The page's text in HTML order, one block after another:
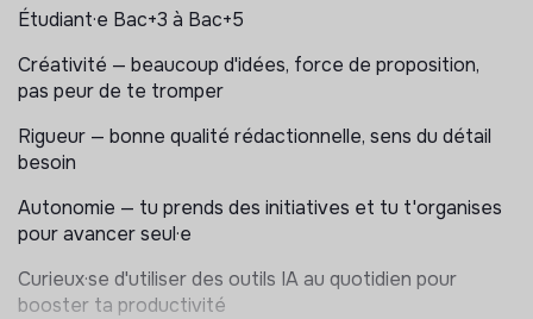
Étudiant·e Bac+3 à Bac+5
Créativité — beaucoup d'idées, force de proposition,
pas peur de te tromper
Rigueur — bonne qualité rédactionnelle, sens du détail
besoin
Autonomie — tu prends des initiatives et tu t'organises
pour avancer seul·e
Curieux·se d'utiliser des outils IA au quotidien pour
booster ta productivité